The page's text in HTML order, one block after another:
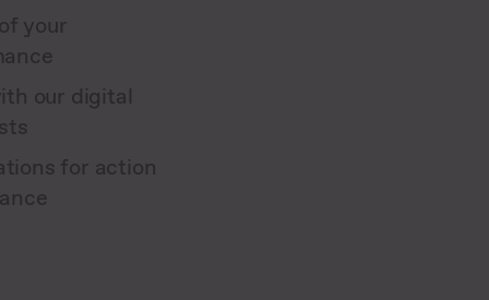
your
our digital
for action